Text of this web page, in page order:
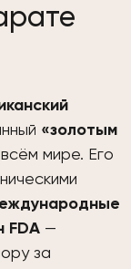
«золотым
мире. Его
FDA —
за